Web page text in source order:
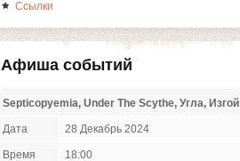
Ссылки
Афиша событий
Septicopyemia, Under The Scythe, Угла, Изгой
Дата 28 Декабрь 2024
Время 18:00